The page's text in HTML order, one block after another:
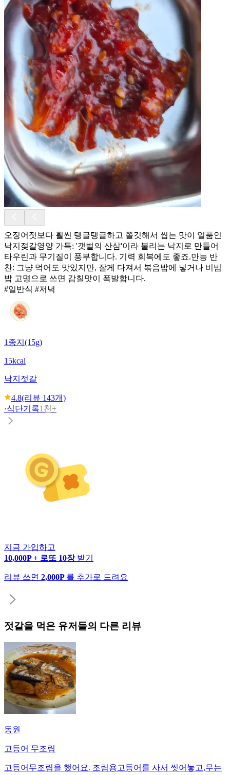
오징어젓보다 훨씬 탱글탱글하고 쫄깃해서 씹는 맛이 일품인
낙지젖갈 ​영양 가득: '갯벌의 산삼'이라 불리는 낙지로 만들어
타우린과 무기질이 풍부합니다. 기력 회복에도 좋죠. ​만능 반
찬: 그냥 먹어도 맛있지만, 잘게 다져서 볶음밥에 넣거나 비빔
밥 고명으로 쓰면 감칠맛이 폭발합니다.
#일반식 #저녁
1종지(15g)
15kcal
낙지젓갈
4.8(리뷰 143개)
·식단기록1천+
지금 가입하고
10,000P + 로또 10장 받기
리뷰 쓰면 2,000P 를 추가로 드려요
젓갈을 먹은 유저들의 다른 리뷰
동원
고등어 무조림
고등어무조림을 했어요. 조림용고등어를 사서 씻어놓고,무는